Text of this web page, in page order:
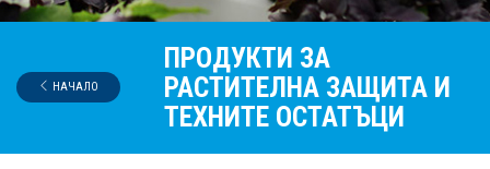
ПРОДУКТИ ЗА
РАСТИТЕЛНА ЗАЩИТА И
ТЕХНИТЕ ОСТАТЪЦИ
НАЧАЛО